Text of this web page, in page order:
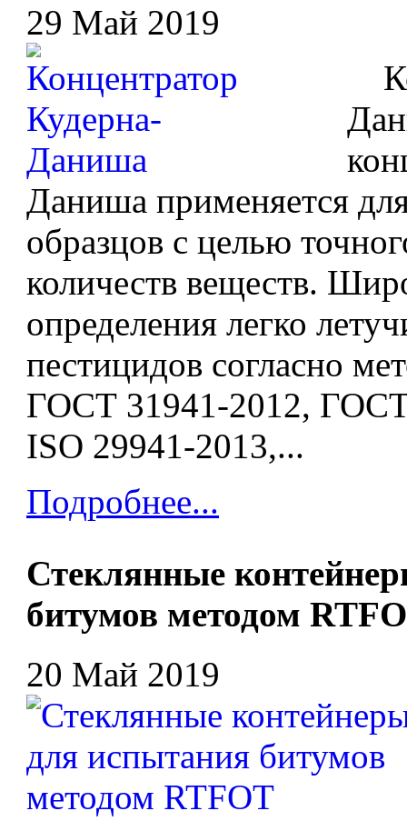
29 Май 2019
Даниша применяется
образцов с целью
количеств веществ.
определения легко
пестицидов согласно
ГОСТ 31941-2012,
ISO 29941-2013,...
Подробнее...
Стеклянные
битумов методом
20 Май 2019